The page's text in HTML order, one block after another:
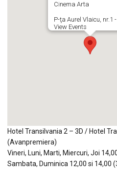
Cinema Arta
P-ţa Aurel Vlaicu, nr.1
View Events
Hotel Transilvania 2 – 3D / Hotel
(Avanpremiera)
Vineri, Luni, Marti, Miercuri, Joi
Sambata, Duminica 12,00 si 14,00